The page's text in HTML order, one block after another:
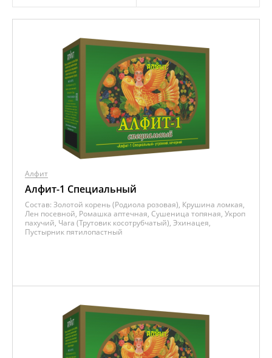
Алфит
Алфит-1 Специальный
Состав: Золотой корень (Родиола розовая), Крушина ломкая,
Лен посевной, Ромашка аптечная, Сушеница топяная, Укроп
пахучий, Чага (Трутовик косотрубчатый), Эхинацея,
Пустырник пятилопастный